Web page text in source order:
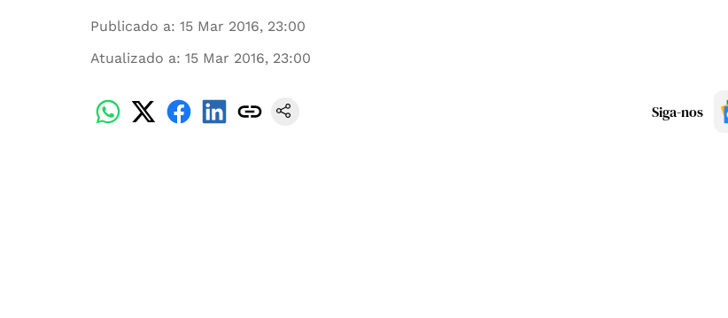
Publicado a: 15 Mar 2016, 23:00
Atualizado a: 15 Mar 2016, 23:00
Siga-nos